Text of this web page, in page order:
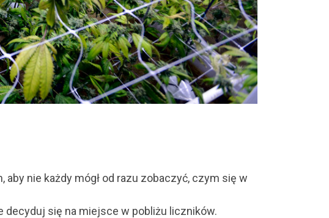
nie każdy mógł od razu zobaczyć, czym się w
decyduj się na miejsce w pobliżu liczników.